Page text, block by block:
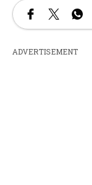
ADVERTISEMENT